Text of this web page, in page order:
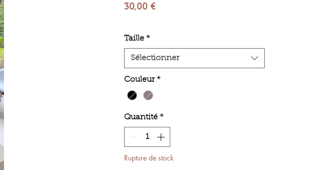
30,00 €Prix
Taille *
Sélectionner
Couleur *
Quantité *
Rupture de stock